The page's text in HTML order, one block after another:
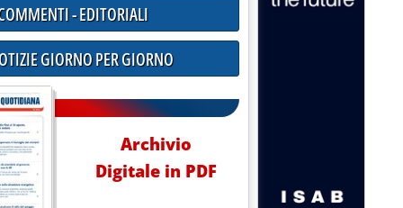
- EDITORIALI
GIORNO PER GIORNO
Archivio
Digitale in PDF